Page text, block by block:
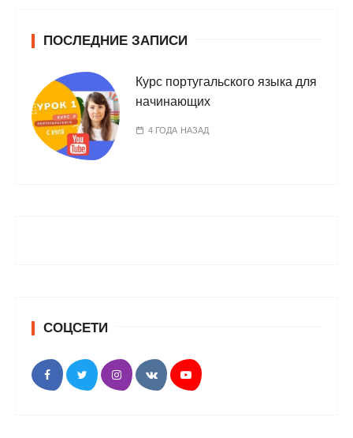
ПОСЛЕДНИЕ ЗАПИСИ
Курс португальского языка для
начинающих
4 ГОДА НАЗАД
СОЦСЕТИ